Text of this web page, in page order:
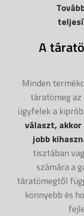
A
Minden
táratömeg
ügyfelek a
választ, akkor
jobb
tisztában
számára a
táratömegtől
könnyebb és